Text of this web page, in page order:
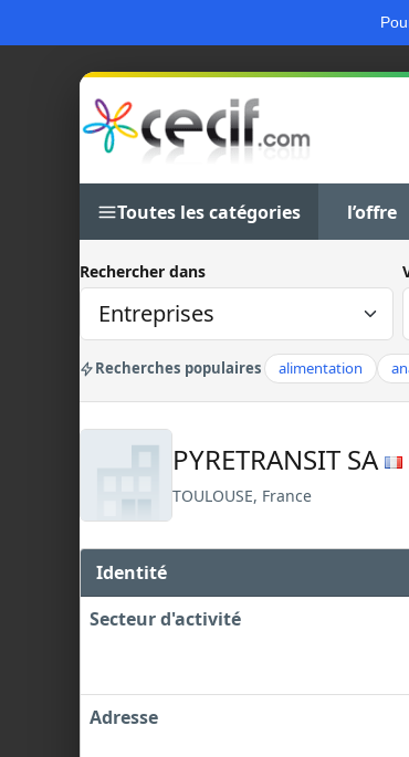
Toutes les catégories l’offre
Rechercher dans
Recherches populaires alimentation
PYRETRANSIT SA
TOULOUSE, France
Identité
Secteur d'activité
Adresse